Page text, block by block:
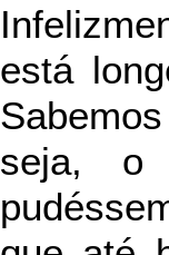
está
seja, o